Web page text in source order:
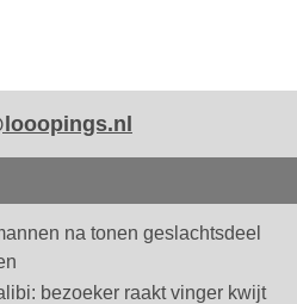
na tonen geslachtsdeel
bezoeker raakt vinger kwijt